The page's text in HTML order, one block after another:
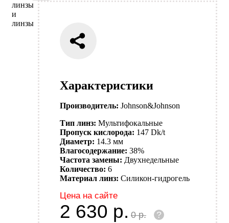
Характеристики
Производитель: Johnson&Johnson
Тип линз: Мультифокальные
Пропуск кислорода: 147 Dk/t
Диаметр: 14.3 мм
Влагосодержание: 38%
Частота замены: Двухнедельные
Количество: 6
Материал линз: Силикон-гидрогель
Цена на сайте
2 630 р. 0р. ?
линзы
и
линзы